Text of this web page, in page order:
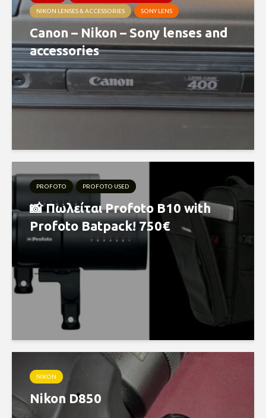
NIKON LENSES & ACCESSORIES SONY LENS
Canon – Nikon – Sony lenses and
accessories
PROFOTO PROFOTO USED
📸 Πωλείται Profoto B10 with
Profoto Batpack! 750€
NIKON
Nikon D850